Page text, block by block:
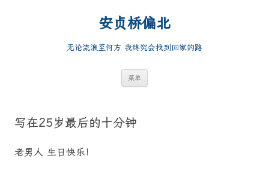
安贞桥偏北
无论流浪至何方 我终究会找到回家的路
菜单
写在25岁最后的十分钟
老男人 生日快乐！